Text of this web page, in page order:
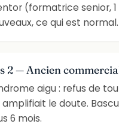
(formatrice senior,
ce qui est normal.
2 — Ancien
aigu : refus de
amplifiait le doute.
6 mois.